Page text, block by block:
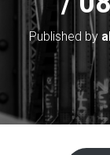
Published by